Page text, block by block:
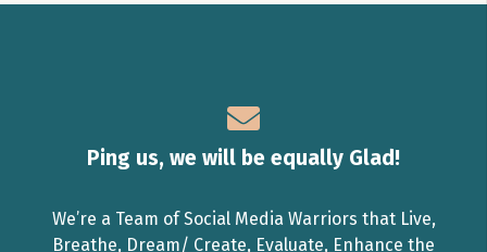
Ping us, we will be equally Glad!
We’re a Team of Social Media Warriors that Live,
Breathe, Dream/ Create, Evaluate, Enhance the